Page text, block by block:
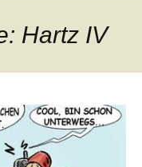
Hartz IV